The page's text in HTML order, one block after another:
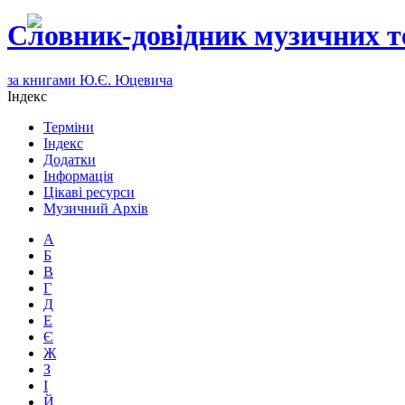
Словник-довідник музичних
за книгами Ю.Є. Юцевича
Індекс
Терміни
Індекс
Додатки
Інформація
Цікаві ресурси
Музичний Архів
А
Б
В
Г
Д
Е
Є
Ж
З
І
Й